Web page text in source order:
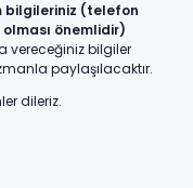
bilgileriniz (telefon
önemlidir)
vereceğiniz bilgiler
paylaşılacaktır.
dileriz.